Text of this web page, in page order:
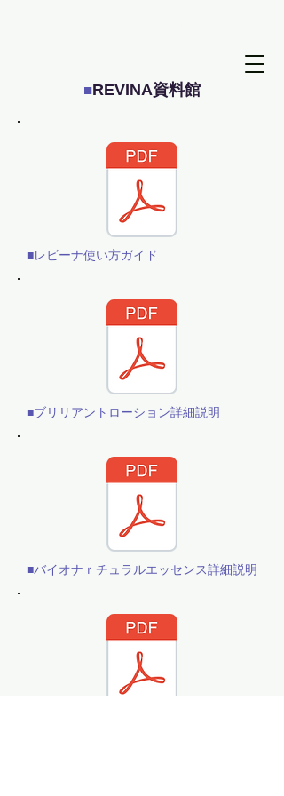
■REVINA資料館
■レビーナ使い方ガイド
■ブリリアントローション詳細説明
■バイオナｒチュラルエッセンス詳細説明